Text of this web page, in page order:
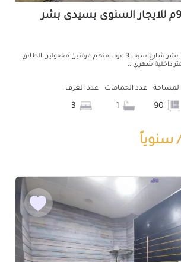
شقة سكنية 90م للايجار السنوى بسيدى بشر
شقة ايجار جديد سيدي بشر شارع سيف 3 غرف منهم غرفتين مقفولين الطابق
المساحة عدد الحمامات عدد الغرف